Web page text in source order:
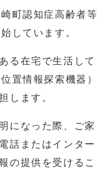
町認知症高齢者等
しています。
る在宅で生活して
置情報探索機器）
します。
になった際、ご家
話またはインター
の提供を受けるこ